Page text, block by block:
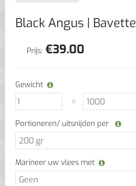
Black Angus | Bavette
Prijs: €39.00
Gewicht
Portioneren/ uitsnijden per
Marineer uw vlees met